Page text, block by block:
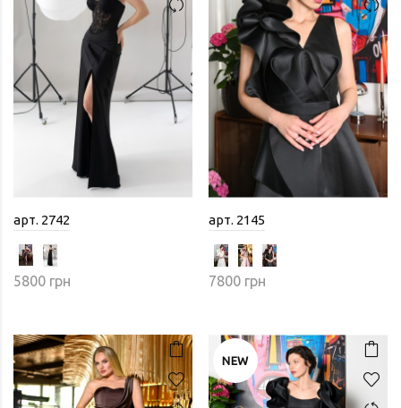
арт. 2742
5800 грн
арт. 2145
7800 грн
NEW